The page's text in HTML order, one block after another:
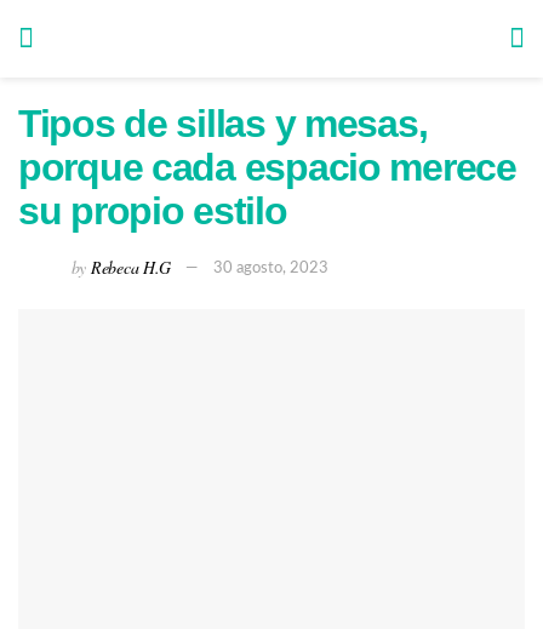
Tipos de sillas y mesas,
porque cada espacio merece
su propio estilo
by Rebeca H.G 30 agosto, 2023